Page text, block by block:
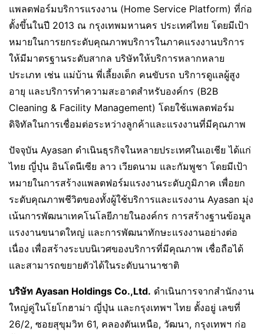
แพลตฟอร์มบริการแรงงาน (Home Service Platform) ที่ก่อ
ตั้งขึ้นในปี 2013 ณ กรุงเทพมหานคร ประเทศไทย โดยมีเป้า
หมายในการยกระดับคุณภาพบริการในภาคแรงงานบริการ
ให้มีมาตรฐานระดับสากล บริษัทให้บริการหลากหลาย
ประเภท เช่น แม่บ้าน พี่เลี้ยงเด็ก คนขับรถ บริการดูแลผู้สูง
อายุ และบริการทำความสะอาดสำหรับองค์กร (B2B
Cleaning & Facility Management) โดยใช้แพลตฟอร์ม
ดิจิทัลในการเชื่อมต่อระหว่างลูกค้าและแรงงานที่มีคุณภาพ
ปัจจุบัน Ayasan ดำเนินธุรกิจในหลายประเทศในเอเชีย ได้แก่
ไทย ญี่ปุ่น อินโดนีเซีย ลาว เวียดนาม และกัมพูชา โดยมีเป้า
หมายในการสร้างแพลตฟอร์มแรงงานระดับภูมิภาค เพื่อยก
ระดับคุณภาพชีวิตของทั้งผู้ใช้บริการและแรงงาน Ayasan มุ่ง
เน้นการพัฒนาเทคโนโลยีภายในองค์กร การสร้างฐานข้อมูล
แรงงานขนาดใหญ่ และการพัฒนาทักษะแรงงานอย่างต่อ
เนื่อง เพื่อสร้างระบบนิเวศของบริการที่มีคุณภาพ เชื่อถือได้
และสามารถขยายตัวได้ในระดับนานาชาติ
บริษัท Ayasan Holdings Co.,Ltd. ดำเนินการจากสำนักงาน
ใหญ่คู่ในโยโกฮาม่า ญี่ปุ่น และกรุงเทพฯ ไทย ตั้งอยู่ เลขที่
26/2, ซอยสุขุมวิท 61, คลองตันเหนือ, วัฒนา, กรุงเทพฯ ก่อ